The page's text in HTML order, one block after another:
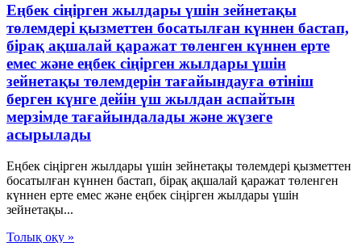
Еңбек сіңірген жылдары үшін зейнетақы
төлемдері қызметтен босатылған күннен бастап,
бірақ ақшалай қаражат төленген күннен ерте
емес және еңбек сіңірген жылдары үшін
зейнетақы төлемдерін тағайындауға өтініш
берген күнге дейін үш жылдан аспайтын
мерзімде тағайындалады және жүзеге
асырылады
Еңбек сіңірген жылдары үшін зейнетақы төлемдері қызметтен
босатылған күннен бастап, бірақ ақшалай қаражат төленген
күннен ерте емес және еңбек сіңірген жылдары үшін
зейнетақы...
Толық оқу »